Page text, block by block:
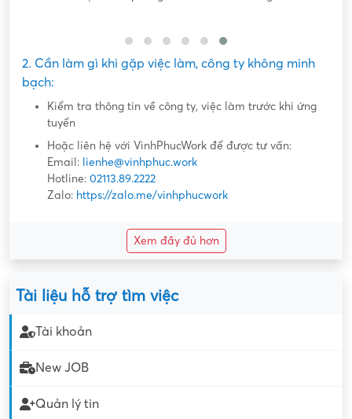
2. Cần làm gì khi gặp việc làm, công ty không minh
bạch:
Kiểm tra thông tin về công ty, việc làm trước khi ứng
tuyển
Hoặc liên hệ với VinhPhucWork để được tư vấn:
Email: lienhe@vinhphuc.work
Hotline: 02113.89.2222
Zalo: https://zalo.me/vinhphucwork
Xem đầy đủ hơn
Tài liệu hỗ trợ tìm việc
Tài khoản
New JOB
Quản lý tin